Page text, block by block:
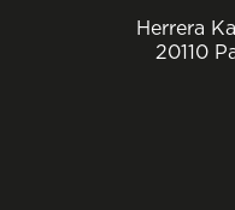
Herrera
20110